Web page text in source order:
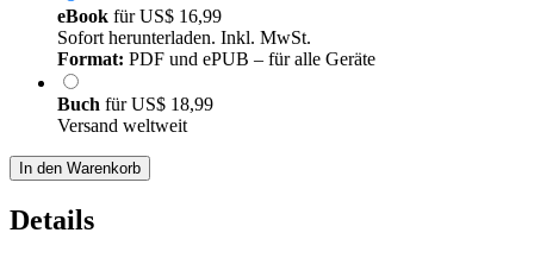
eBook fürUS$ 16,99
Sofort herunterladen. Inkl. MwSt.
Format: PDF und ePUB – für alle Geräte
Buch fürUS$ 18,99
Versand weltweit
In den Warenkorb
Details